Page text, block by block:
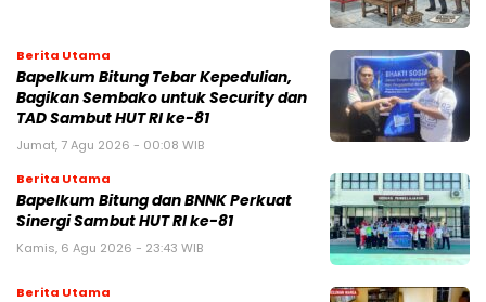
Berita Utama
Bapelkum Bitung Tebar Kepedulian,
Bagikan Sembako untuk Security dan
TAD Sambut HUT RI ke-81
Jumat, 7 Agu 2026 - 00:08 WIB
Berita Utama
Bapelkum Bitung dan BNNK Perkuat
Sinergi Sambut HUT RI ke-81
Kamis, 6 Agu 2026 - 23:43 WIB
Berita Utama